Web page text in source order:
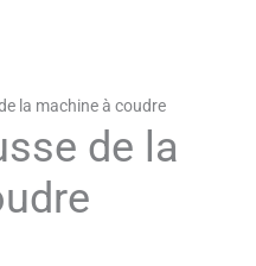
la machine à coudre
de la